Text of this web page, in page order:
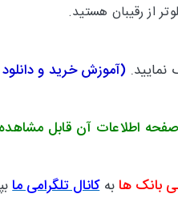
از رقیبان هستید.
(آموزش خرید و
اطلاعات آن قابل
بانک هابهکانال تلگرامی ما